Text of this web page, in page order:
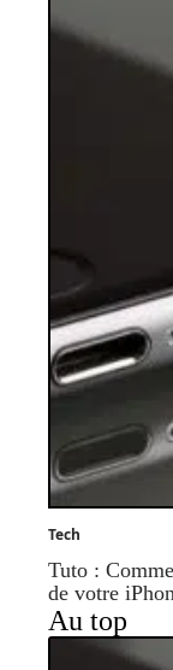
Tech
Tuto :
de votre
Au top